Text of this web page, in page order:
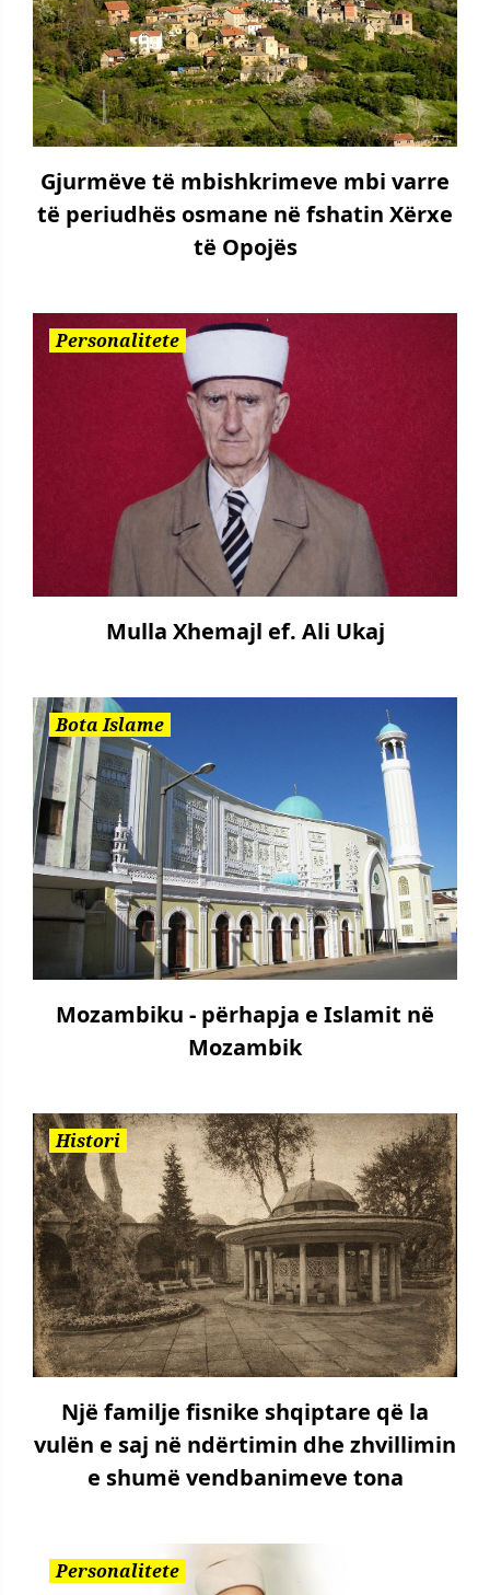
Gjurmëve të mbishkrimeve mbi varre
të periudhës osmane në fshatin Xërxe
të Opojës
Personalitete
Mulla Xhemajl ef. Ali Ukaj
Bota Islame
Mozambiku - përhapja e Islamit në
Mozambik
Histori
Një familje fisnike shqiptare që la
vulën e saj në ndërtimin dhe zhvillimin
e shumë vendbanimeve tona
Personalitete